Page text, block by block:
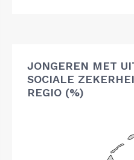
JONGEREN MET
SOCIALE
REGIO (%)